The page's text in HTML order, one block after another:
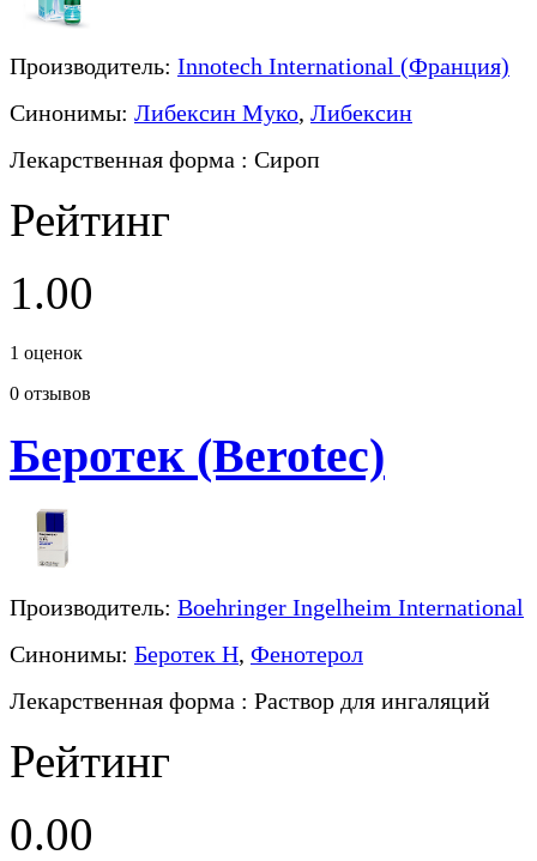
Производитель: Innotech International (Франция)
Синонимы: Либексин Муко, Либексин
Лекарственная форма : Сироп
Рейтинг
1.00
1 оценок
0 отзывов
Беротек (Berotec)
Производитель: Boehringer Ingelheim International
Синонимы: Беротек Н, Фенотерол
Лекарственная форма : Раствор для ингаляций
Рейтинг
0.00